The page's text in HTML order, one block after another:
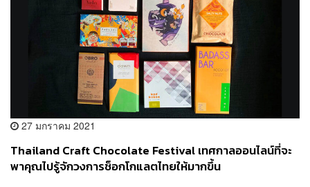
27 มกราคม 2021
Thailand Craft Chocolate Festival เทศกาลออนไลน์ที่จะ
พาคุณไปรู้จักวงการช็อกโกแลตไทยให้มากขึ้น